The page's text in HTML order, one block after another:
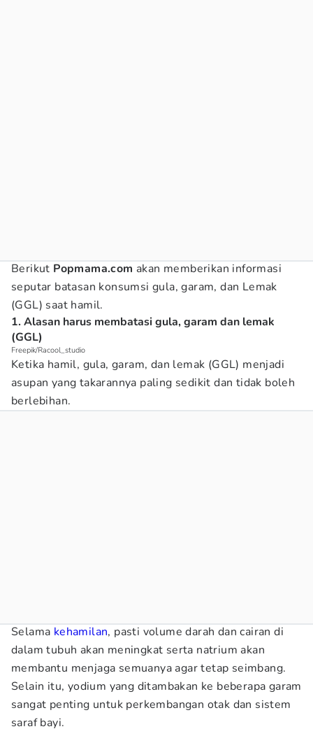
Berikut Popmama.com akan memberikan informasi
seputar batasan konsumsi gula, garam, dan Lemak
(GGL) saat hamil.
1. Alasan harus membatasi gula, garam dan lemak
(GGL)
Freepik/Racool_studio
Ketika hamil, gula, garam, dan lemak (GGL) menjadi
asupan yang takarannya paling sedikit dan tidak boleh
berlebihan.
Selama kehamilan, pasti volume darah dan cairan di
dalam tubuh akan meningkat serta natrium akan
membantu menjaga semuanya agar tetap seimbang.
Selain itu, yodium yang ditambakan ke beberapa garam
sangat penting untuk perkembangan otak dan sistem
saraf bayi.